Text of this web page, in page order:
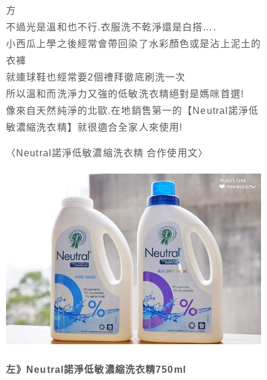
方
不過光是溫和也不行.衣服洗不乾淨還是白搭….
小西瓜上學之後經常會帶回染了水彩顏色或是沾上泥土的
衣褲
就連球鞋也經常要2個禮拜徹底刷洗一次
所以溫和而洗淨力又強的低敏洗衣精絕對是媽咪首選!
像來自天然純淨的北歐.在地銷售第一的【Neutral諾淨低
敏濃縮洗衣精】就很適合全家人來使用!
〈Neutral諾淨低敏濃縮洗衣精 合作使用文〉
左》Neutral諾淨低敏濃縮洗衣精750ml